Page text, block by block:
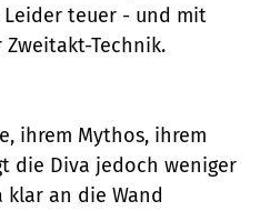
teuer - und mit
Technik.
ihrem Mythos, ihrem
die Diva jedoch weniger
an die Wand